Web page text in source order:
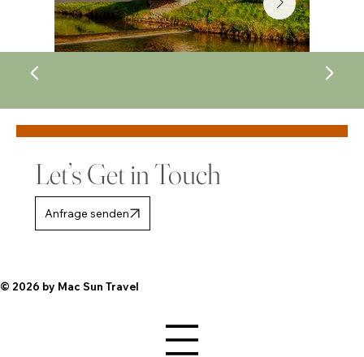
Let’s Get in Touch
Anfrage senden
© 2026 by Mac Sun Travel